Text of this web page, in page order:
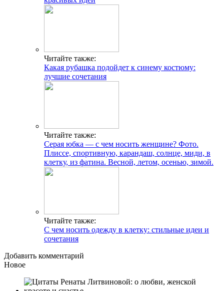
Читайте также:
Какая рубашка подойдет к синему костюму:
лучшие сочетания
Читайте также:
Серая юбка — с чем носить женщине? Фото.
Плиссе, спортивную, карандаш, солнце, миди, в
клетку, из фатина. Весной, летом, осенью, зимой.
Читайте также:
С чем носить одежду в клетку: стильные идеи и
сочетания
Добавить комментарий
Новое